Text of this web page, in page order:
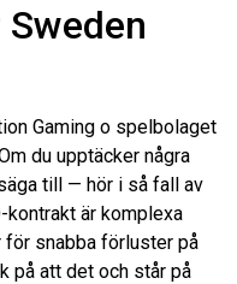
Gaming o spelbolaget
du upptäcker några
till — hör i så fall av
kontrakt är komplexa
för snabba förluster på
på att det och står på